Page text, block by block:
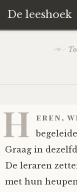
De leeshoek
Wie zijn we?
Het
Nieuw op de
De hele kast
Alternatieve
HD-Archief
Het hele
Hoe geef je?
Verhalen
Alle verhalen
Polls
H eren,
Graag in
De leraren
met hun